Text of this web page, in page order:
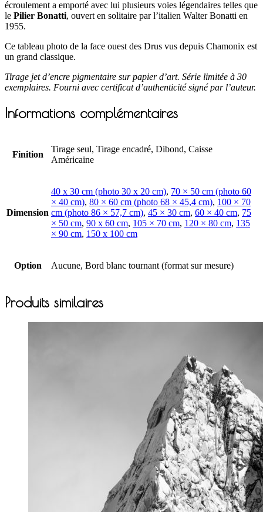
écroulement a emporté avec lui plusieurs voies légendaires telles que
le Pilier Bonatti, ouvert en solitaire par l’italien Walter Bonatti en
1955.
Ce tableau photo de la face ouest des Drus vus depuis Chamonix est
un grand classique.
Tirage jet d’encre pigmentaire sur papier d’art. Série limitée à 30
exemplaires. Fourni avec certificat d’authenticité signé par l’auteur.
Informations complémentaires
Finition
Tirage seul, Tirage encadré, Dibond, Caisse
Américaine
Dimension
40 x 30 cm (photo 30 x 20 cm), 70 × 50 cm (photo 60
× 40 cm), 80 × 60 cm (photo 68 × 45,4 cm), 100 × 70
cm (photo 86 × 57,7 cm), 45 × 30 cm, 60 × 40 cm, 75
× 50 cm, 90 x 60 cm, 105 × 70 cm, 120 × 80 cm, 135
× 90 cm, 150 x 100 cm
Option Aucune, Bord blanc tournant (format sur mesure)
Produits similaires